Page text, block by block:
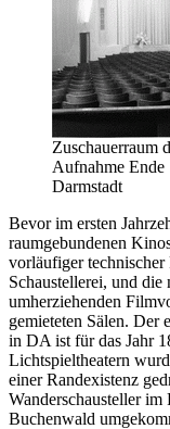
Zuschauerraum
Aufnahme
Darmstadt
Bevor im ersten
raumgebundenen
vorläufiger
Schaustellerei, und
umherziehenden
gemieteten Sälen. Der
in DA ist für das Jahr
Lichtspieltheatern
einer Randexistenz
Wanderschausteller
Buchenwald